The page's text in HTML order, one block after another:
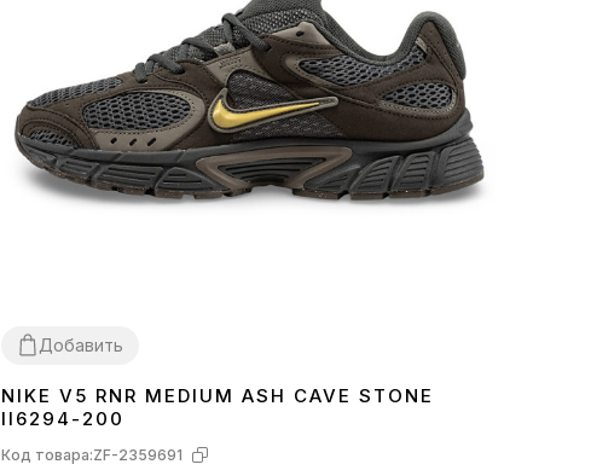
Добавить
3637 38394041 4243 44 45
NIKE V5 RNR MEDIUM ASH CAVE STONE
II6294-200
Код товара:ZF-2359691